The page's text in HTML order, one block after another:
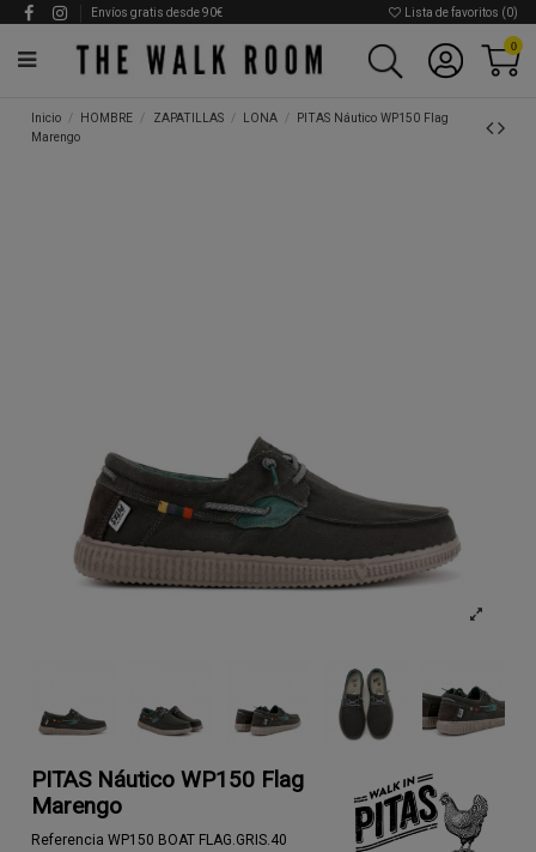
Envíos gratis desde 90€ Lista de favoritos (0)
0
Inicio HOMBRE ZAPATILLAS LONA
PITAS Náutico WP150 Flag
Marengo
PITAS Náutico WP150 Flag
Marengo
Referencia WP150 BOAT FLAG.GRIS.40